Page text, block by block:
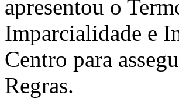
apresentou o
Imparcialidade e
Centro para
Regras.